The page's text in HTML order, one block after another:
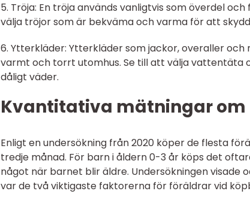
5. Tröja: En tröja används vanligtvis som överdel
välja tröjor som är bekväma och varma för att
6. Ytterkläder: Ytterkläder som jackor, overaller
varmt och torrt utomhus. Se till att välja
dåligt väder.
Kvantitativa mätningar
Enligt en undersökning från 2020 köper de flesta
tredje månad. För barn i åldern 0-3 år köps det
något när barnet blir äldre. Undersökningen
var de två viktigaste faktorerna för föräldrar vid